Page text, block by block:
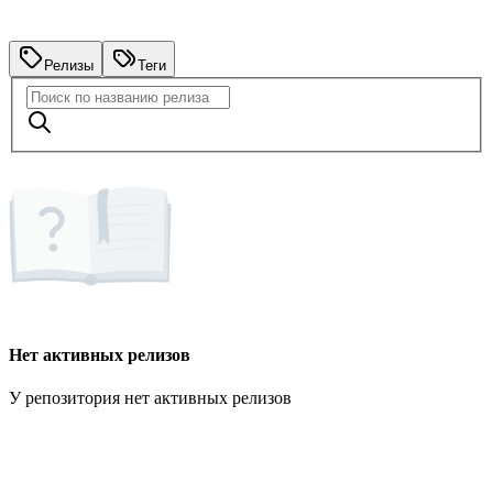
Релизы Теги
Нет активных релизов
У репозитория нет активных релизов